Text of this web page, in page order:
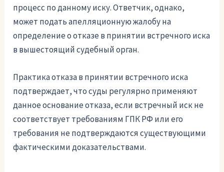
процесс по данному иску. Ответчик, однако,
может подать апелляционную жалобу на
определение о отказе в принятии встречного иска
в вышестоящий судебный орган.
Практика отказа в принятии встречного иска
подтверждает, что суды регулярно применяют
данное основание отказа, если встречный иск не
соответствует требованиям ГПК РФ или его
требования не подтверждаются существующими
фактическими доказательствами.